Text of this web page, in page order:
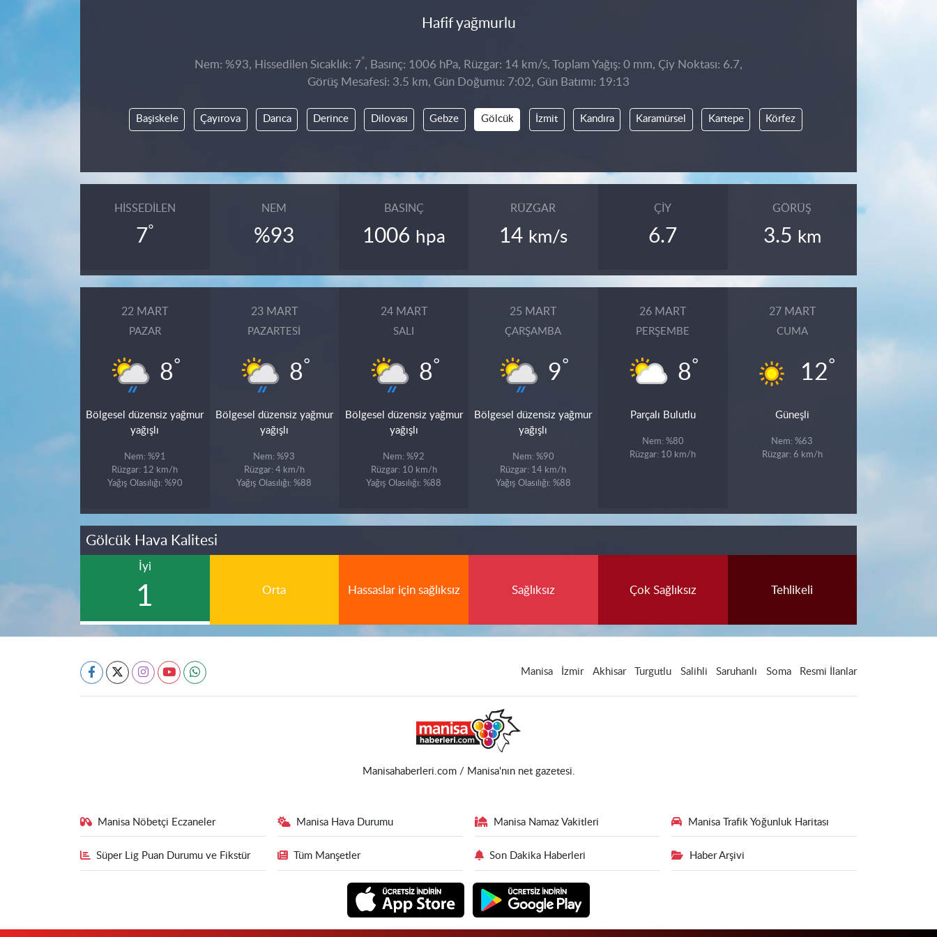
Hafif yağmurlu
Nem: %93, Hissedilen Sıcaklık: 7°, Basınç: 1006 hPa, Rüzgar: 14 km/s, Toplam Yağış: 0 mm, Çiy Noktası: 6.7,
Görüş Mesafesi: 3.5 km, Gün Doğumu: 7:02, Gün Batımı: 19:13
Başiskele Çayırova Darıca Derince Dilovası Gebze Gölcük İzmit Kandıra Karamürsel Kartepe Körfez
HISSEDILEN
7°
NEM
%93
BASINÇ
1006 hpa
RÜZGAR
14 km/s
ÇIY
6.7
GÖRÜŞ
3.5 km
22 MART
PAZAR
8°
Bölgesel düzensiz yağmur
yağışlı
Nem: %91
Rüzgar: 12 km/h
Yağış Olasılığı: %90
23 MART
PAZARTESI
8°
Bölgesel düzensiz yağmur
yağışlı
Nem: %93
Rüzgar: 4 km/h
Yağış Olasılığı: %88
24 MART
SALI
8°
Bölgesel düzensiz yağmur
yağışlı
Nem: %92
Rüzgar: 10 km/h
Yağış Olasılığı: %88
25 MART
ÇARŞAMBA
9°
Bölgesel düzensiz yağmur
yağışlı
Nem: %90
Rüzgar: 14 km/h
Yağış Olasılığı: %88
26 MART
PERŞEMBE
8°
Parçalı Bulutlu
Nem: %80
Rüzgar: 10 km/h
27 MART
CUMA
12°
Güneşli
Nem: %63
Rüzgar: 6 km/h
Gölcük Hava Kalitesi
İyi
1 Orta Hassaslar için sağlıksız Sağlıksız Çok Sağlıksız Tehlikeli
Manisa İzmir Akhisar Turgutlu Salihli Saruhanlı Soma Resmi İlanlar
Manisahaberleri.com / Manisa'nın net gazetesi.
Manisa Nöbetçi Eczaneler Manisa Hava Durumu Manisa Namaz Vakitleri Manisa Trafik Yoğunluk Haritası
Süper Lig Puan Durumu ve Fikstür Tüm Manşetler Son Dakika Haberleri Haber Arşivi